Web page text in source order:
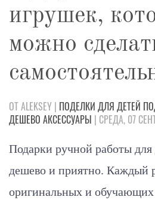
игрушек,
можно
ОТ ALEKSEY | ПОДЕЛКИ ДЛЯ ДЕТЕЙ
ДЕШЕВО АКСЕССУАРЫ | СРЕДА, 07
Подарки ручной работы для
дешево и приятно. Каждый
оригинальных и